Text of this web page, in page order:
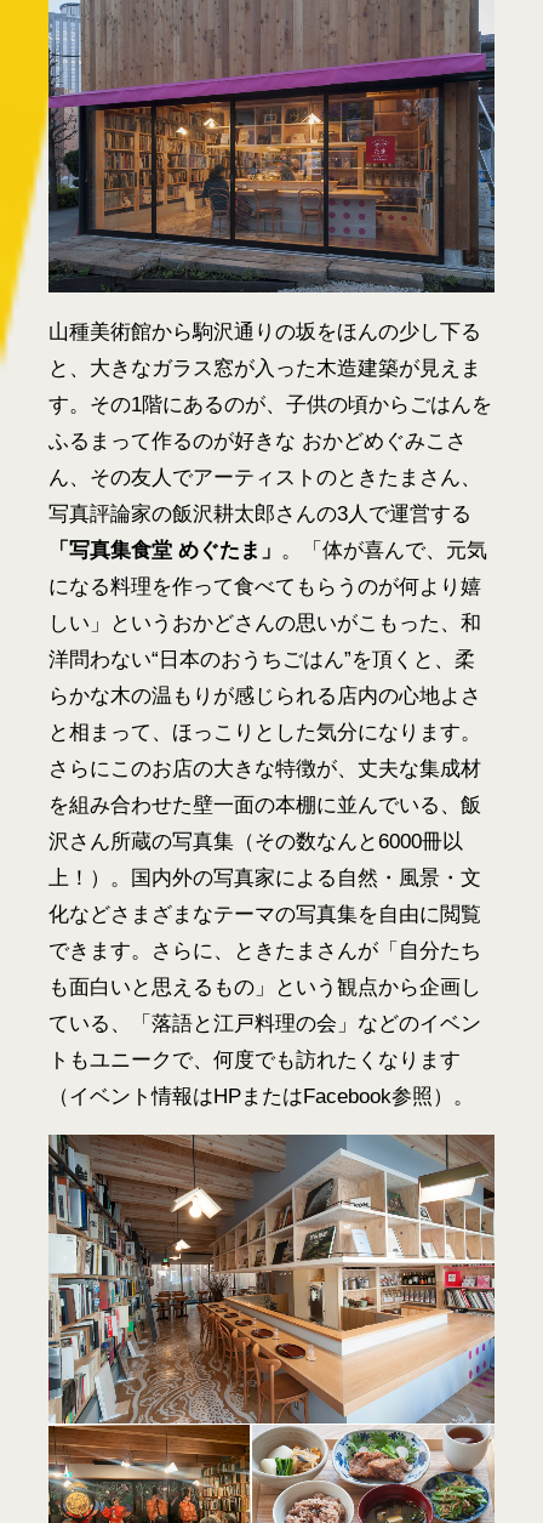
山種美術館から駒沢通りの坂をほんの少し下る
と、大きなガラス窓が入った木造建築が見えま
す。その1階にあるのが、子供の頃からごはんを
ふるまって作るのが好きな おかどめぐみこさ
ん、その友人でアーティストのときたまさん、
写真評論家の飯沢耕太郎さんの3人で運営する
「写真集食堂 めぐたま」 。「体が喜んで、元気
になる料理を作って食べてもらうのが何より嬉
しい」というおかどさんの思いがこもった、和
洋問わない“日本のおうちごはん”を頂くと、柔
らかな木の温もりが感じられる店内の心地よさ
と相まって、ほっこりとした気分になります。
さらにこのお店の大きな特徴が、丈夫な集成材
を組み合わせた壁一面の本棚に並んでいる、飯
沢さん所蔵の写真集（その数なんと6000冊以
上！）。国内外の写真家による自然・風景・文
化などさまざまなテーマの写真集を自由に閲覧
できます。さらに、ときたまさんが「自分たち
も面白いと思えるもの」という観点から企画し
ている、「落語と江戸料理の会」などのイベン
トもユニークで、何度でも訪れたくなります
（イベント情報はHPまたはFacebook参照）。